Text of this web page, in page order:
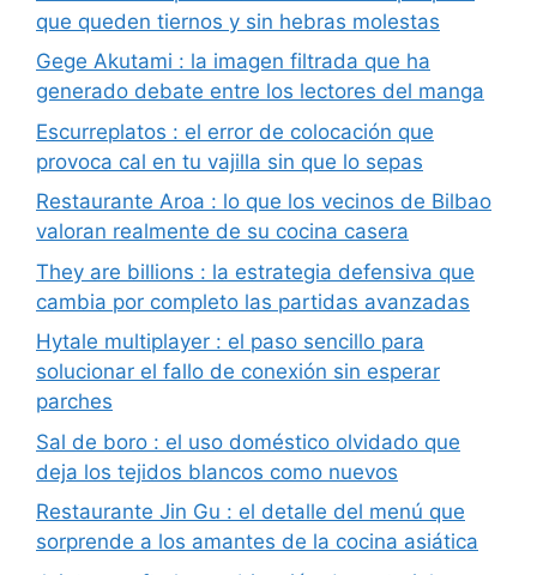
que queden tiernos y sin hebras molestas
Gege Akutami : la imagen filtrada que ha
generado debate entre los lectores del manga
Escurreplatos : el error de colocación que
provoca cal en tu vajilla sin que lo sepas
Restaurante Aroa : lo que los vecinos de Bilbao
valoran realmente de su cocina casera
They are billions : la estrategia defensiva que
cambia por completo las partidas avanzadas
Hytale multiplayer : el paso sencillo para
solucionar el fallo de conexión sin esperar
parches
Sal de boro : el uso doméstico olvidado que
deja los tejidos blancos como nuevos
Restaurante Jin Gu : el detalle del menú que
sorprende a los amantes de la cocina asiática